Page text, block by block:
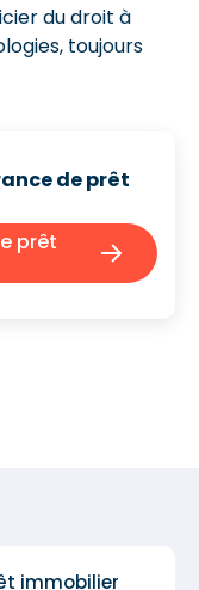
du droit à
toujours
de prêt
prêt
immobilier